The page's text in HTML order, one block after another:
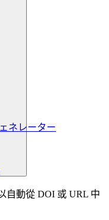
ネレーター
自動從 DOI 或 URL 中